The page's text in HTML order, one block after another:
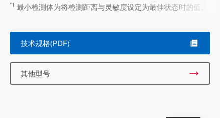
*1 最小检测体为将检测距离与灵敏度设定为最佳状态时的值。
技术规格(PDF)
其他型号